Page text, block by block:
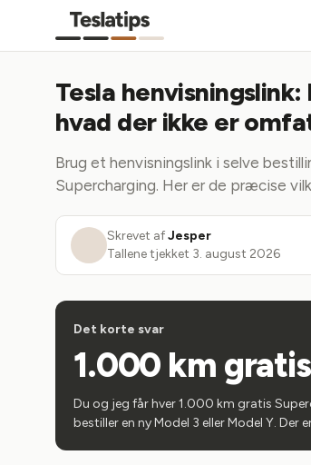
Tesla
hvad der ikke er
Brug et henvisningslink i selve
Supercharging. Her er de præcise
Skrevet afJesper
Tallene tjekket 3. august 2026
Det korte svar
1.000 km gratis
Du og jeg får hver 1.000 km gratis
bestiller en ny Model 3 eller Model Y. Der